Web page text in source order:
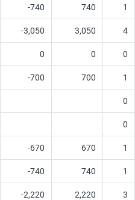
-740 740 1
-3,050 3,050 4
0 0 0
-700 700 1
0
0
-670 670 1
-740 740 1
-2,220 2,220 3